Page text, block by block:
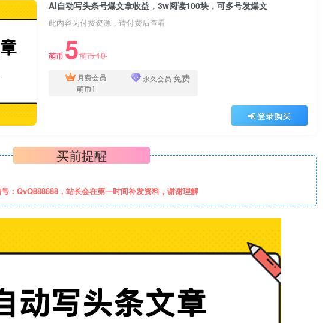
AI自动写头条号爆文拿收益，3w阅读100块，可多号发爆文
此内容为付费资源，请付费后查看
萌币 5萌币10
月费会员
萌币1
永久会员 免费
登录购买
买前提醒
：QvQ888688，站长会在第一时间补发资料，谢谢理解